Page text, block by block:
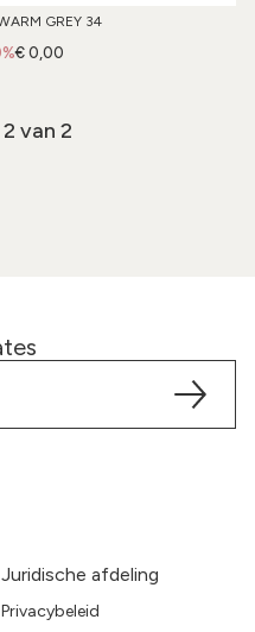
GREY 34
€ 0,00
2 van 2
Juridische afdeling
Privacybeleid